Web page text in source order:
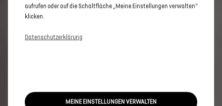
aufrufen oder auf die Schaltfläche „Meine Einstellungen verwalten“
klicken.
Datenschutzerklärung
MEINE EINSTELLUNGEN VERWALTEN